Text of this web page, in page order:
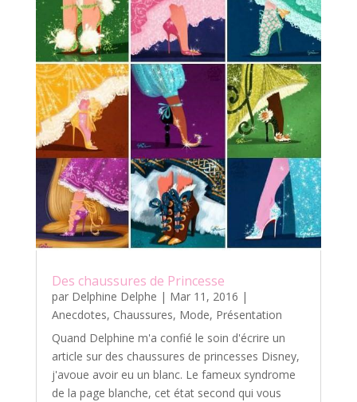
Des chaussures de Princesse
par Delphine Delphe | Mar 11, 2016 |
Anecdotes, Chaussures, Mode, Présentation
Quand Delphine m'a confié le soin d'écrire un
article sur des chaussures de princesses Disney,
j'avoue avoir eu un blanc. Le fameux syndrome
de la page blanche, cet état second qui vous